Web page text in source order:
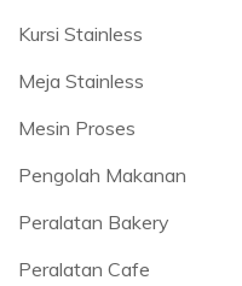
Kursi Stainless
Meja Stainless
Mesin Proses
Pengolah Makanan
Peralatan Bakery
Peralatan Cafe